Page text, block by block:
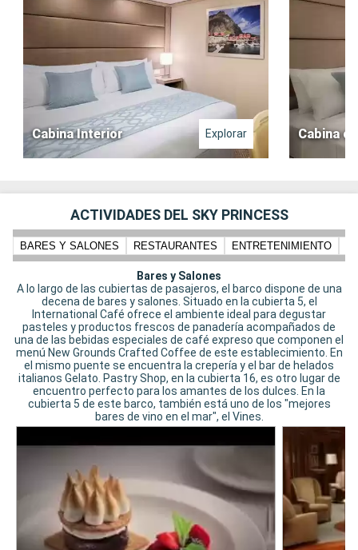
Cabina Interior Explorar Cabina
ACTIVIDADES DEL SKY PRINCESS
BARES Y SALONES RESTAURANTES ENTRETENIMIENTO
Bares y Salones
A lo largo de las cubiertas de pasajeros, el barco dispone de una
decena de bares y salones. Situado en la cubierta 5, el
International Café ofrece el ambiente ideal para degustar
pasteles y productos frescos de panadería acompañados de
una de las bebidas especiales de café expreso que componen el
menú New Grounds Crafted Coffee de este establecimiento. En
el mismo puente se encuentra la crepería y el bar de helados
italianos Gelato. Pastry Shop, en la cubierta 16, es otro lugar de
encuentro perfecto para los amantes de los dulces. En la
cubierta 5 de este barco, también está uno de los "mejores
bares de vino en el mar", el Vines.